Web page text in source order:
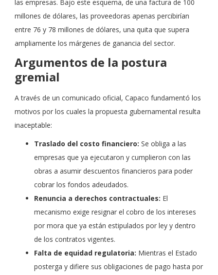
las empresas. Bajo este esquema, de una factura de 100
millones de dólares, las proveedoras apenas percibirían
entre 76 y 78 millones de dólares, una quita que supera
ampliamente los márgenes de ganancia del sector.
Argumentos de la postura
gremial
A través de un comunicado oficial, Capaco fundamentó los
motivos por los cuales la propuesta gubernamental resulta
inaceptable:
Traslado del costo financiero: Se obliga a las
empresas que ya ejecutaron y cumplieron con las
obras a asumir descuentos financieros para poder
cobrar los fondos adeudados.
Renuncia a derechos contractuales: El
mecanismo exige resignar el cobro de los intereses
por mora que ya están estipulados por ley y dentro
de los contratos vigentes.
Falta de equidad regulatoria: Mientras el Estado
posterga y difiere sus obligaciones de pago hasta por